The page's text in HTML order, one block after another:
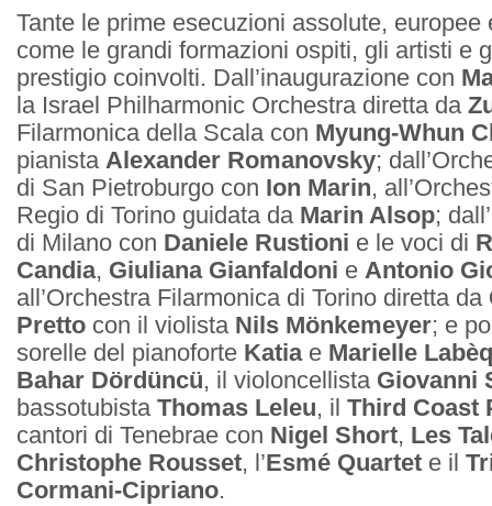
Tante le prime esecuzioni assolute, europee
come le grandi formazioni ospiti, gli artisti e
prestigio coinvolti. Dall’inaugurazione con
la Israel Philharmonic Orchestra diretta da
Filarmonica della Scala con Myung-Whun
pianista Alexander Romanovsky;
di San Pietroburgo con Ion Marin,
Regio di Torino guidata da Marin Alsop;
di Milano con Daniele Rustioni e le voci di
Candia, Giuliana Gianfaldoni e Antonio
all’Orchestra Filarmonica di Torino diretta da
Pretto con il violista Nils Mönkemeyer; e
sorelle del pianoforte Katiae Marielle
Bahar Dördüncü, il violoncellista Giovanni
bassotubista Thomas Leleu, il Third Coast
cantori di Tenebrae con Nigel Short, Les
Christophe Rousset, l’Esmé Quartet e il
Cormani-Cipriano.